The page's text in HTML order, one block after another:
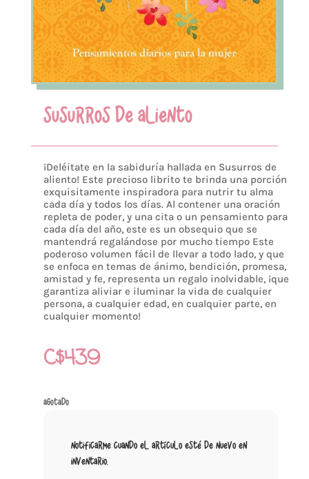
SUSURROS DE ALIENTO
¡Deléitate en la sabiduría hallada en Susurros de
aliento! Este precioso librito te brinda una porción
exquisitamente inspiradora para nutrir tu alma
cada día y todos los días. Al contener una oración
repleta de poder, y una cita o un pensamiento para
cada día del año, este es un obsequio que se
mantendrá regalándose por mucho tiempo Este
poderoso volumen fácil de llevar a todo lado, y que
se enfoca en temas de ánimo, bendición, promesa,
amistad y fe, representa un regalo inolvidable, ¡que
garantiza aliviar e iluminar la vida de cualquier
persona, a cualquier edad, en cualquier parte, en
cualquier momento!
C$439
Agotado
Notificarme cuando el artículo esté de nuevo en
inventario.